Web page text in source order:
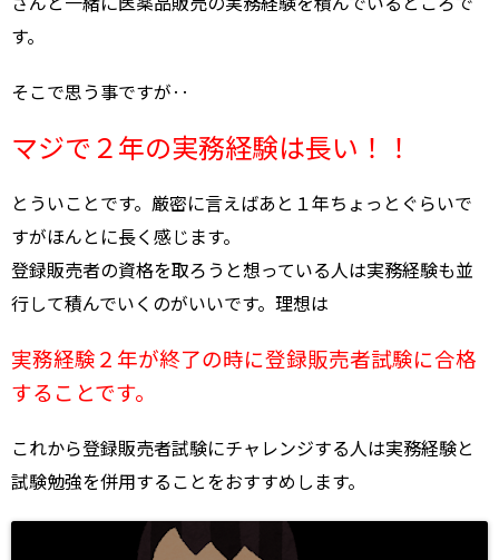
す。
そこで思う事ですが‥
マジで２年の実務経験は長い！！
とういことです。厳密に言えばあと１年ちょっとぐらいで
すがほんとに長く感じます。
登録販売者の資格を取ろうと想っている人は実務経験も並
行して積んでいくのがいいです。理想は
実務経験２年が終了の時に登録販売者試験に合格
することです。
これから登録販売者試験にチャレンジする人は実務経験と
試験勉強を併用することをおすすめします。